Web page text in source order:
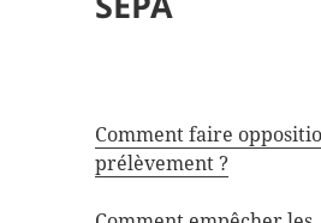
Comment faire
prélèvement ?